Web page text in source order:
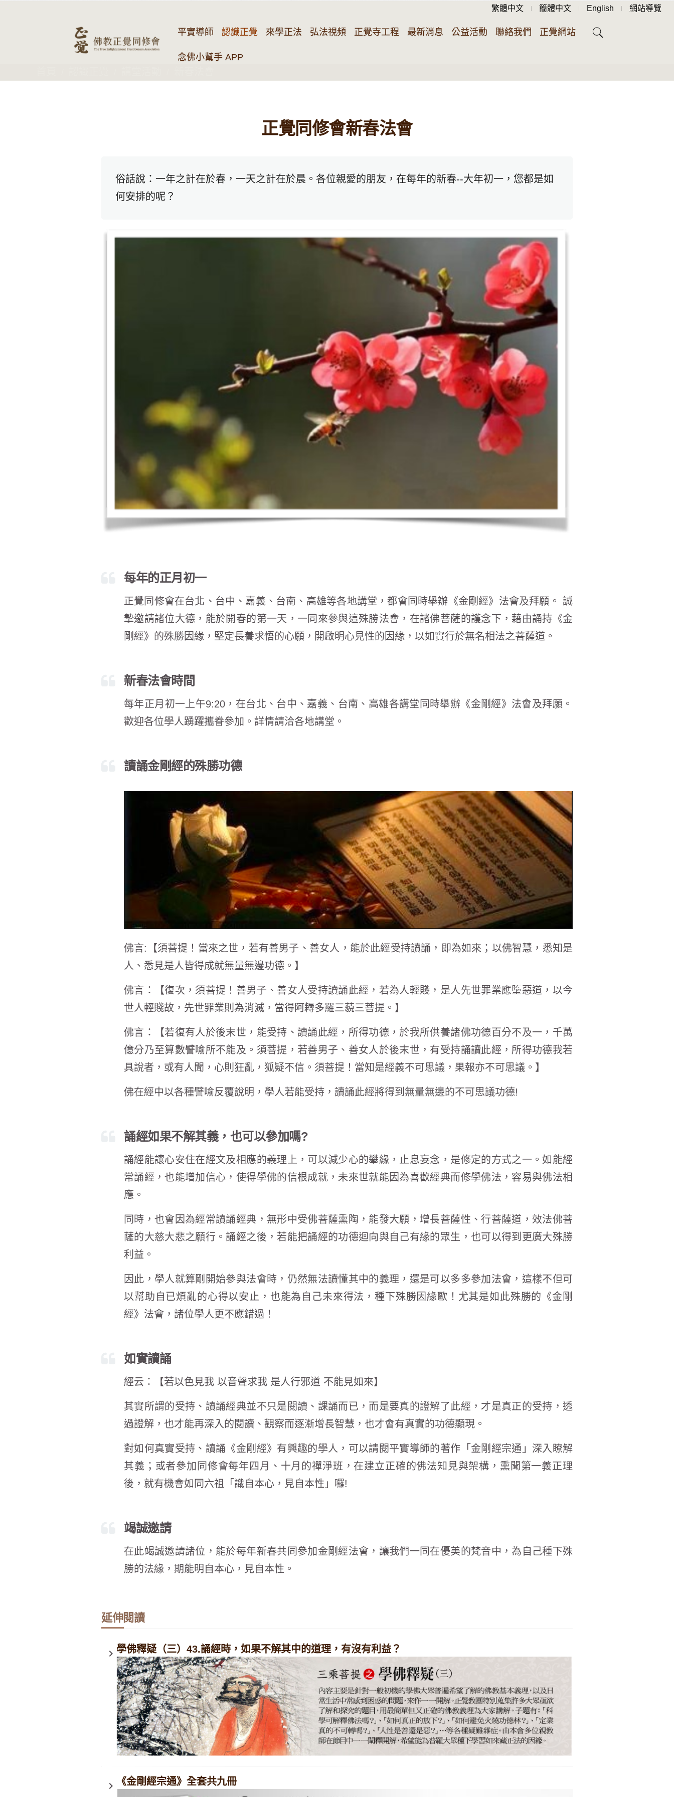
繁體中文 簡體中文 English 網站導覽
平實導師 認識正覺 來學正法 弘法視頻 正覺寺工程 最新消息 公益活動 聯絡我們 正覺網站
念佛小幫手 APP
正覺同修會新春法會
俗話說：一年之計在於春，一天之計在於晨。各位親愛的朋友，在每年的新春--大年初一，您都是如
何安排的呢？
每年的正月初一
正覺同修會在台北、台中、嘉義、台南、高雄等各地講堂，都會同時舉辦《金剛經》法會及拜願。 誠
摯邀請諸位大德，能於開春的第一天，一同來參與這殊勝法會，在諸佛菩薩的護念下，藉由誦持《金
剛經》的殊勝因緣，堅定長養求悟的心願，開啟明心見性的因緣，以如實行於無名相法之菩薩道。
新春法會時間
每年正月初一上午9:20，在台北、台中、嘉義、台南、高雄各講堂同時舉辦《金剛經》法會及拜願。
歡迎各位學人踴躍攜眷參加。詳情請洽各地講堂。
讀誦金剛經的殊勝功德
佛言:【須菩提！當來之世，若有善男子、善女人，能於此經受持讀誦，即為如來；以佛智慧，悉知是
人、悉見是人皆得成就無量無邊功德。】
佛言：【復次，須菩提！善男子、善女人受持讀誦此經，若為人輕賤，是人先世罪業應墮惡道，以今
世人輕賤故，先世罪業則為消滅，當得阿耨多羅三藐三菩提。】
佛言：【若復有人於後末世，能受持、讀誦此經，所得功德，於我所供養諸佛功德百分不及一，千萬
億分乃至算數譬喻所不能及。須菩提，若善男子、善女人於後末世，有受持誦讀此經，所得功德我若
具說者，或有人聞，心則狂亂，狐疑不信。須菩提！當知是經義不可思議，果報亦不可思議。】
佛在經中以各種譬喻反覆說明，學人若能受持，讀誦此經將得到無量無邊的不可思議功德!
誦經如果不解其義，也可以參加嗎?
誦經能讓心安住在經文及相應的義理上，可以減少心的攀緣，止息妄念，是修定的方式之一。如能經
常誦經，也能增加信心，使得學佛的信根成就，未來世就能因為喜歡經典而修學佛法，容易與佛法相
應。
同時，也會因為經常讀誦經典，無形中受佛菩薩熏陶，能發大願，增長菩薩性、行菩薩道，效法佛菩
薩的大慈大悲之願行。誦經之後，若能把誦經的功德迴向與自己有緣的眾生，也可以得到更廣大殊勝
利益。
因此，學人就算剛開始參與法會時，仍然無法讀懂其中的義理，還是可以多多參加法會，這樣不但可
以幫助自已煩亂的心得以安止，也能為自己未來得法，種下殊勝因緣歐！尤其是如此殊勝的《金剛
經》法會，諸位學人更不應錯過！
如實讀誦
經云：【若以色見我 以音聲求我 是人行邪道 不能見如來】
其實所謂的受持、讀誦經典並不只是閱讀、課誦而已，而是要真的證解了此經，才是真正的受持，透
過證解，也才能再深入的閱讀、觀察而逐漸增長智慧，也才會有真實的功德顯現。
對如何真實受持、讀誦《金剛經》有興趣的學人，可以請閱平實導師的著作「金剛經宗通」深入瞭解
其義；或者參加同修會每年四月、十月的禪淨班，在建立正確的佛法知見與架構，熏聞第一義正理
後，就有機會如同六祖「識自本心，見自本性」囉!
竭誠邀請
在此竭誠邀請諸位，能於每年新春共同參加金剛經法會，讓我們一同在優美的梵音中，為自己種下殊
勝的法緣，期能明自本心，見自本性。
延伸閱讀
keyboard_arrow_right學佛釋疑（三）43.誦經時，如果不解其中的道理，有沒有利益？
keyboard_arrow_right 《金剛經宗通》全套共九冊